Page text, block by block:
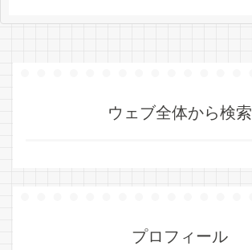
ウェブ全体から検索
プロフィール